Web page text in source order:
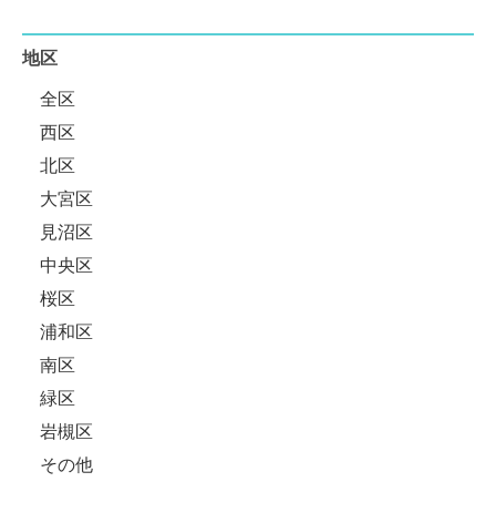
地区
全区
西区
北区
大宮区
見沼区
中央区
桜区
浦和区
南区
緑区
岩槻区
その他